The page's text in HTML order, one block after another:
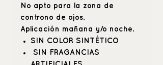
No apto para la zona de
controno de ojos.
Aplicación mañana y/o noche.
SIN COLOR SINTÉTICO
SIN FRAGANCIAS